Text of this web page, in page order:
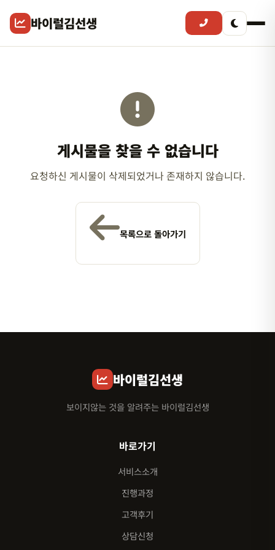
바이럴김선생
게시물을 찾을 수 없습니다
요청하신 게시물이 삭제되었거나 존재하지 않습니다.
목록으로 돌아가기
바이럴김선생
보이지않는 것을 알려주는 바이럴김선생
바로가기
서비스소개
진행과정
고객후기
상담신청